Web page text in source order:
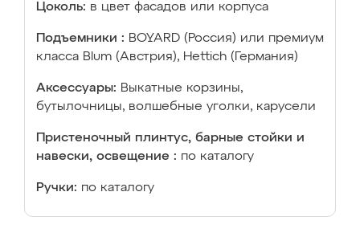
Цоколь: в цвет фасадов или корпуса
Подъемники : BOYARD (Россия) или премиум
класса Blum (Австрия), Hettich (Германия)
Аксессуары: Выкатные корзины,
бутылочницы, волшебные уголки, карусели
Пристеночный плинтус, барные стойки и
навески, освещение : по каталогу
Ручки: по каталогу